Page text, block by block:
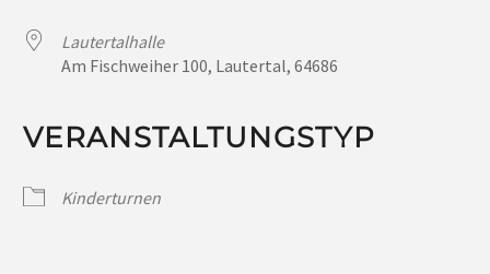
Lautertalhalle
Am Fischweiher 100, Lautertal, 64686
VERANSTALTUNGSTYP
Kinderturnen